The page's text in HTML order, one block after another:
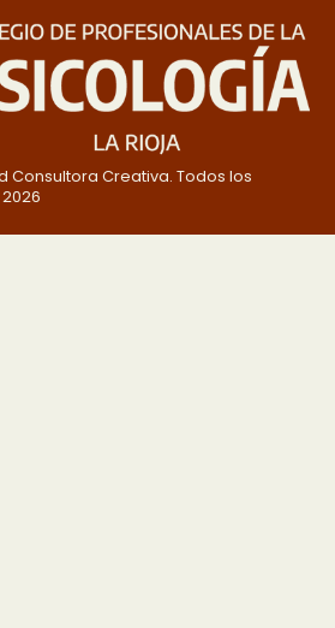
Consultora Creativa. Todos los